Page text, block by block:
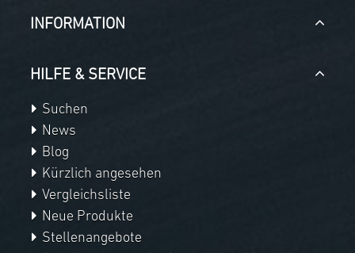
INFORMATION
HILFE & SERVICE
Suchen
News
Blog
Kürzlich angesehen
Vergleichsliste
Neue Produkte
Stellenangebote